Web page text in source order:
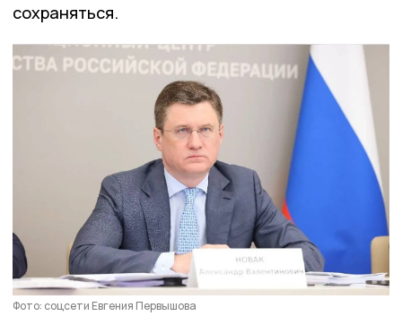
сохраняться.
Фото: соцсети Евгения Первышова